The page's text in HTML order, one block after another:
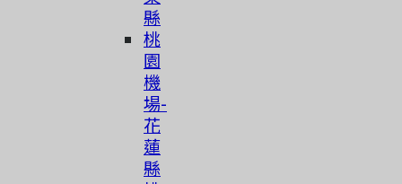
縣
桃
園
機
場-
花
蓮
縣